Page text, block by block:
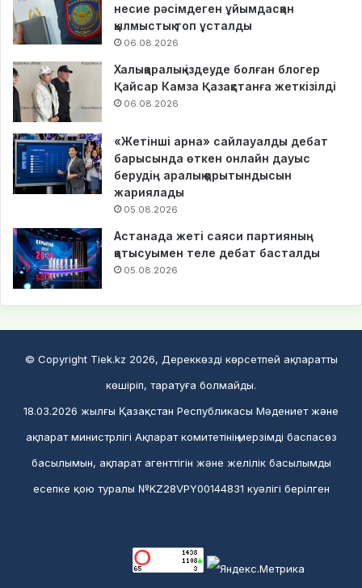
несие рәсімдеген ұйымдасқан
қылмыстық топ ұсталды
06.08.2026
Халықаралық іздеуде болған блогер
Қайсар Камза Қазақстанға жеткізілді
06.08.2026
«Жетінші арна» сайлауалды дебат
барысында өткен онлайн дауыс
берудің аралық қорытындысын
жариялады
05.08.2026
Астанада жеті саяси партияның
қатысуымен теле дебат басталды
05.08.2026
© Copyright Tiek.kz 2026, Дереккөзді көрсетпей ақпаратты
көшіріп, таратуға болмайды.
18.03.2026 жылғы Қазақстан Республикасы Мәдениет және
ақпарат министрлігі Ақпарат комитетінің мерзімді баспасөз
басылымын, ақпарат агенттігін және желілік басылымды
есепке қою туралы №KZ28VPY00144831 куәлігі берілген